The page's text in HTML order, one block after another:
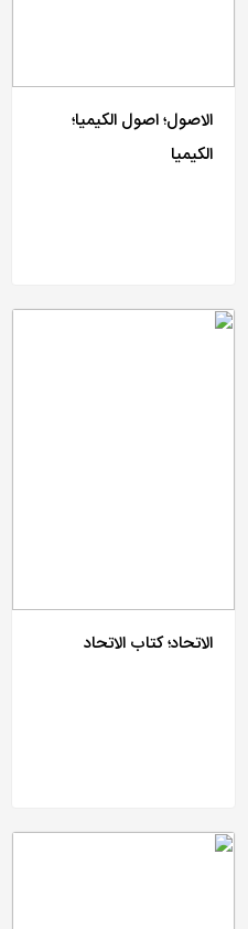
الاصول؛ اصول الکیمیا؛
الکیمیا
الاتحاد؛ کتاب الاتحاد